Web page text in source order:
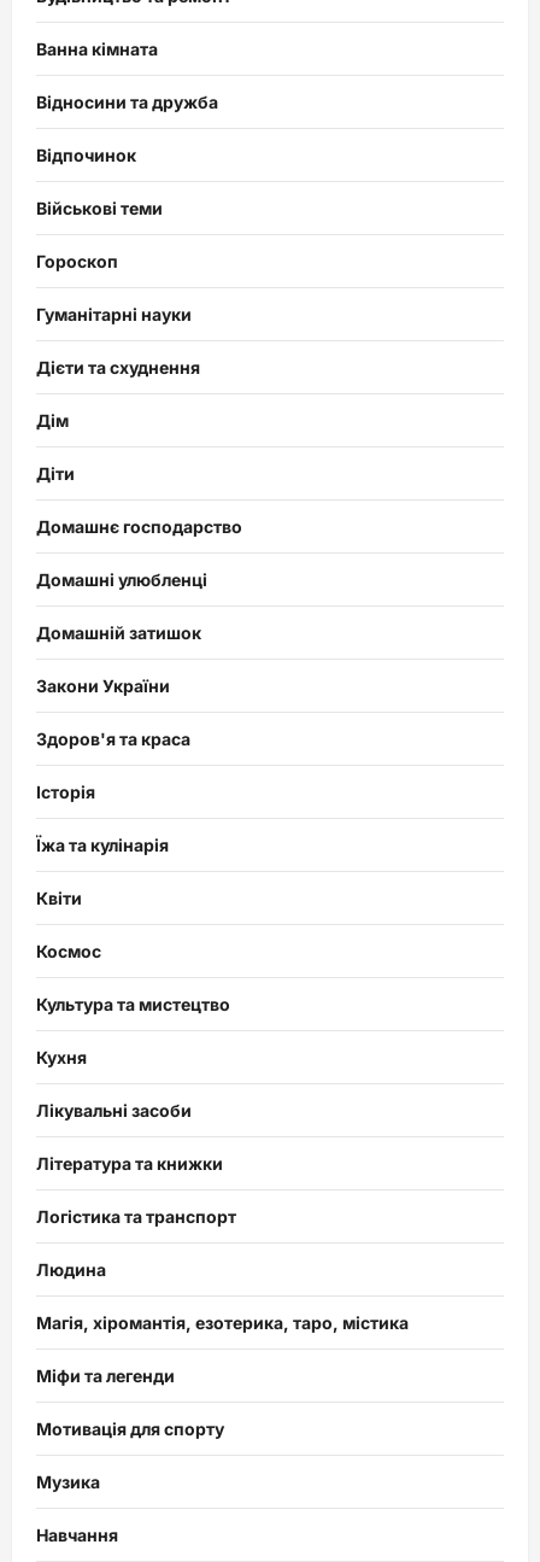
Ванна кімната
Відносини та дружба
Відпочинок
Військові теми
Гороскоп
Гуманітарні науки
Дієти та схуднення
Дім
Діти
Домашнє господарство
Домашні улюбленці
Домашній затишок
Закони України
Здоров'я та краса
Історія
Їжа та кулінарія
Квіти
Космос
Культура та мистецтво
Кухня
Лікувальні засоби
Література та книжки
Логістика та транспорт
Людина
Магія, хіромантія, езотерика, таро, містика
Міфи та легенди
Мотивація для спорту
Музика
Навчання